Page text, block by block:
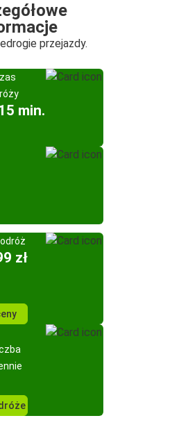
przejazdy.
min.
zł